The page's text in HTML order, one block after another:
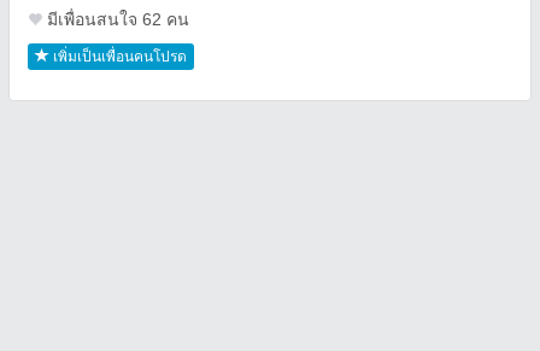
มีเพื่อนสนใจ 62 คน
เพิ่มเป็นเพื่อนคนโปรด